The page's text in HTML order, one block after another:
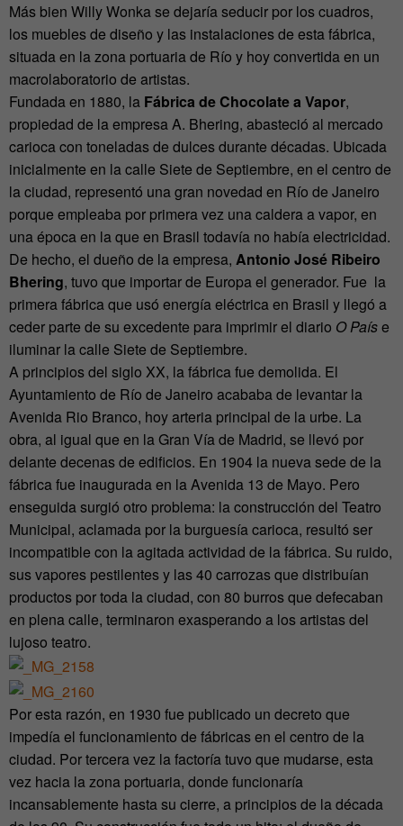
Más bien Willy Wonka se dejaría seducir por los cuadros,
los muebles de diseño y las instalaciones de esta fábrica,
situada en la zona portuaria de Río y hoy convertida en un
macrolaboratorio de artistas.
Fundada en 1880, la Fábrica de Chocolate a Vapor,
propiedad de la empresa A. Bhering, abasteció al mercado
carioca con toneladas de dulces durante décadas. Ubicada
inicialmente en la calle Siete de Septiembre, en el centro de
la ciudad, representó una gran novedad en Río de Janeiro
porque empleaba por primera vez una caldera a vapor, en
una época en la que en Brasil todavía no había electricidad.
De hecho, el dueño de la empresa, Antonio José Ribeiro
Bhering, tuvo que importar de Europa el generador. Fue la
primera fábrica que usó energía eléctrica en Brasil y llegó a
ceder parte de su excedente para imprimir el diario O Paíse
iluminar la calle Siete de Septiembre.
A principios del siglo XX, la fábrica fue demolida. El
Ayuntamiento de Río de Janeiro acababa de levantar la
Avenida Rio Branco, hoy arteria principal de la urbe. La
obra, al igual que en la Gran Vía de Madrid, se llevó por
delante decenas de edificios. En 1904 la nueva sede de la
fábrica fue inaugurada en la Avenida 13 de Mayo. Pero
enseguida surgió otro problema: la construcción del Teatro
Municipal, aclamada por la burguesía carioca, resultó ser
incompatible con la agitada actividad de la fábrica. Su ruido,
sus vapores pestilentes y las 40 carrozas que distribuían
productos por toda la ciudad, con 80 burros que defecaban
en plena calle, terminaron exasperando a los artistas del
lujoso teatro.
Por esta razón, en 1930 fue publicado un decreto que
impedía el funcionamiento de fábricas en el centro de la
ciudad. Por tercera vez la factoría tuvo que mudarse, esta
vez hacia la zona portuaria, donde funcionaría
incansablemente hasta su cierre, a principios de la década